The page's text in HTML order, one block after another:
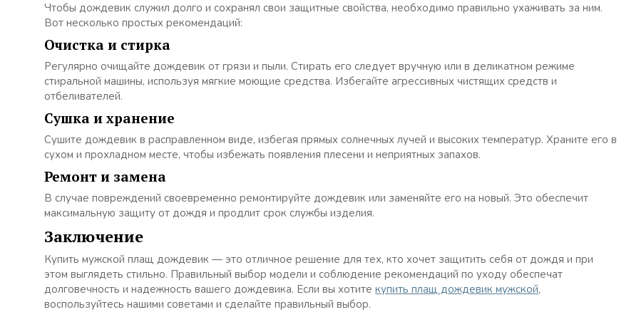
Чтобы дождевик служил долго и сохранял свои защитные свойства, необходимо правильно ухаживать за ним.
Вот несколько простых рекомендаций:
Очистка и стирка
Регулярно очищайте дождевик от грязи и пыли. Стирать его следует вручную или в деликатном режиме
стиральной машины, используя мягкие моющие средства. Избегайте агрессивных чистящих средств и
отбеливателей.
Сушка и хранение
Сушите дождевик в расправленном виде, избегая прямых солнечных лучей и высоких температур. Храните его в
сухом и прохладном месте, чтобы избежать появления плесени и неприятных запахов.
Ремонт и замена
В случае повреждений своевременно ремонтируйте дождевик или заменяйте его на новый. Это обеспечит
максимальную защиту от дождя и продлит срок службы изделия.
Заключение
Купить мужской плащ дождевик — это отличное решение для тех, кто хочет защитить себя от дождя и при
этом выглядеть стильно. Правильный выбор модели и соблюдение рекомендаций по уходу обеспечат
долговечность и надежность вашего дождевика. Если вы хотите купить плащ дождевик мужской,
воспользуйтесь нашими советами и сделайте правильный выбор.